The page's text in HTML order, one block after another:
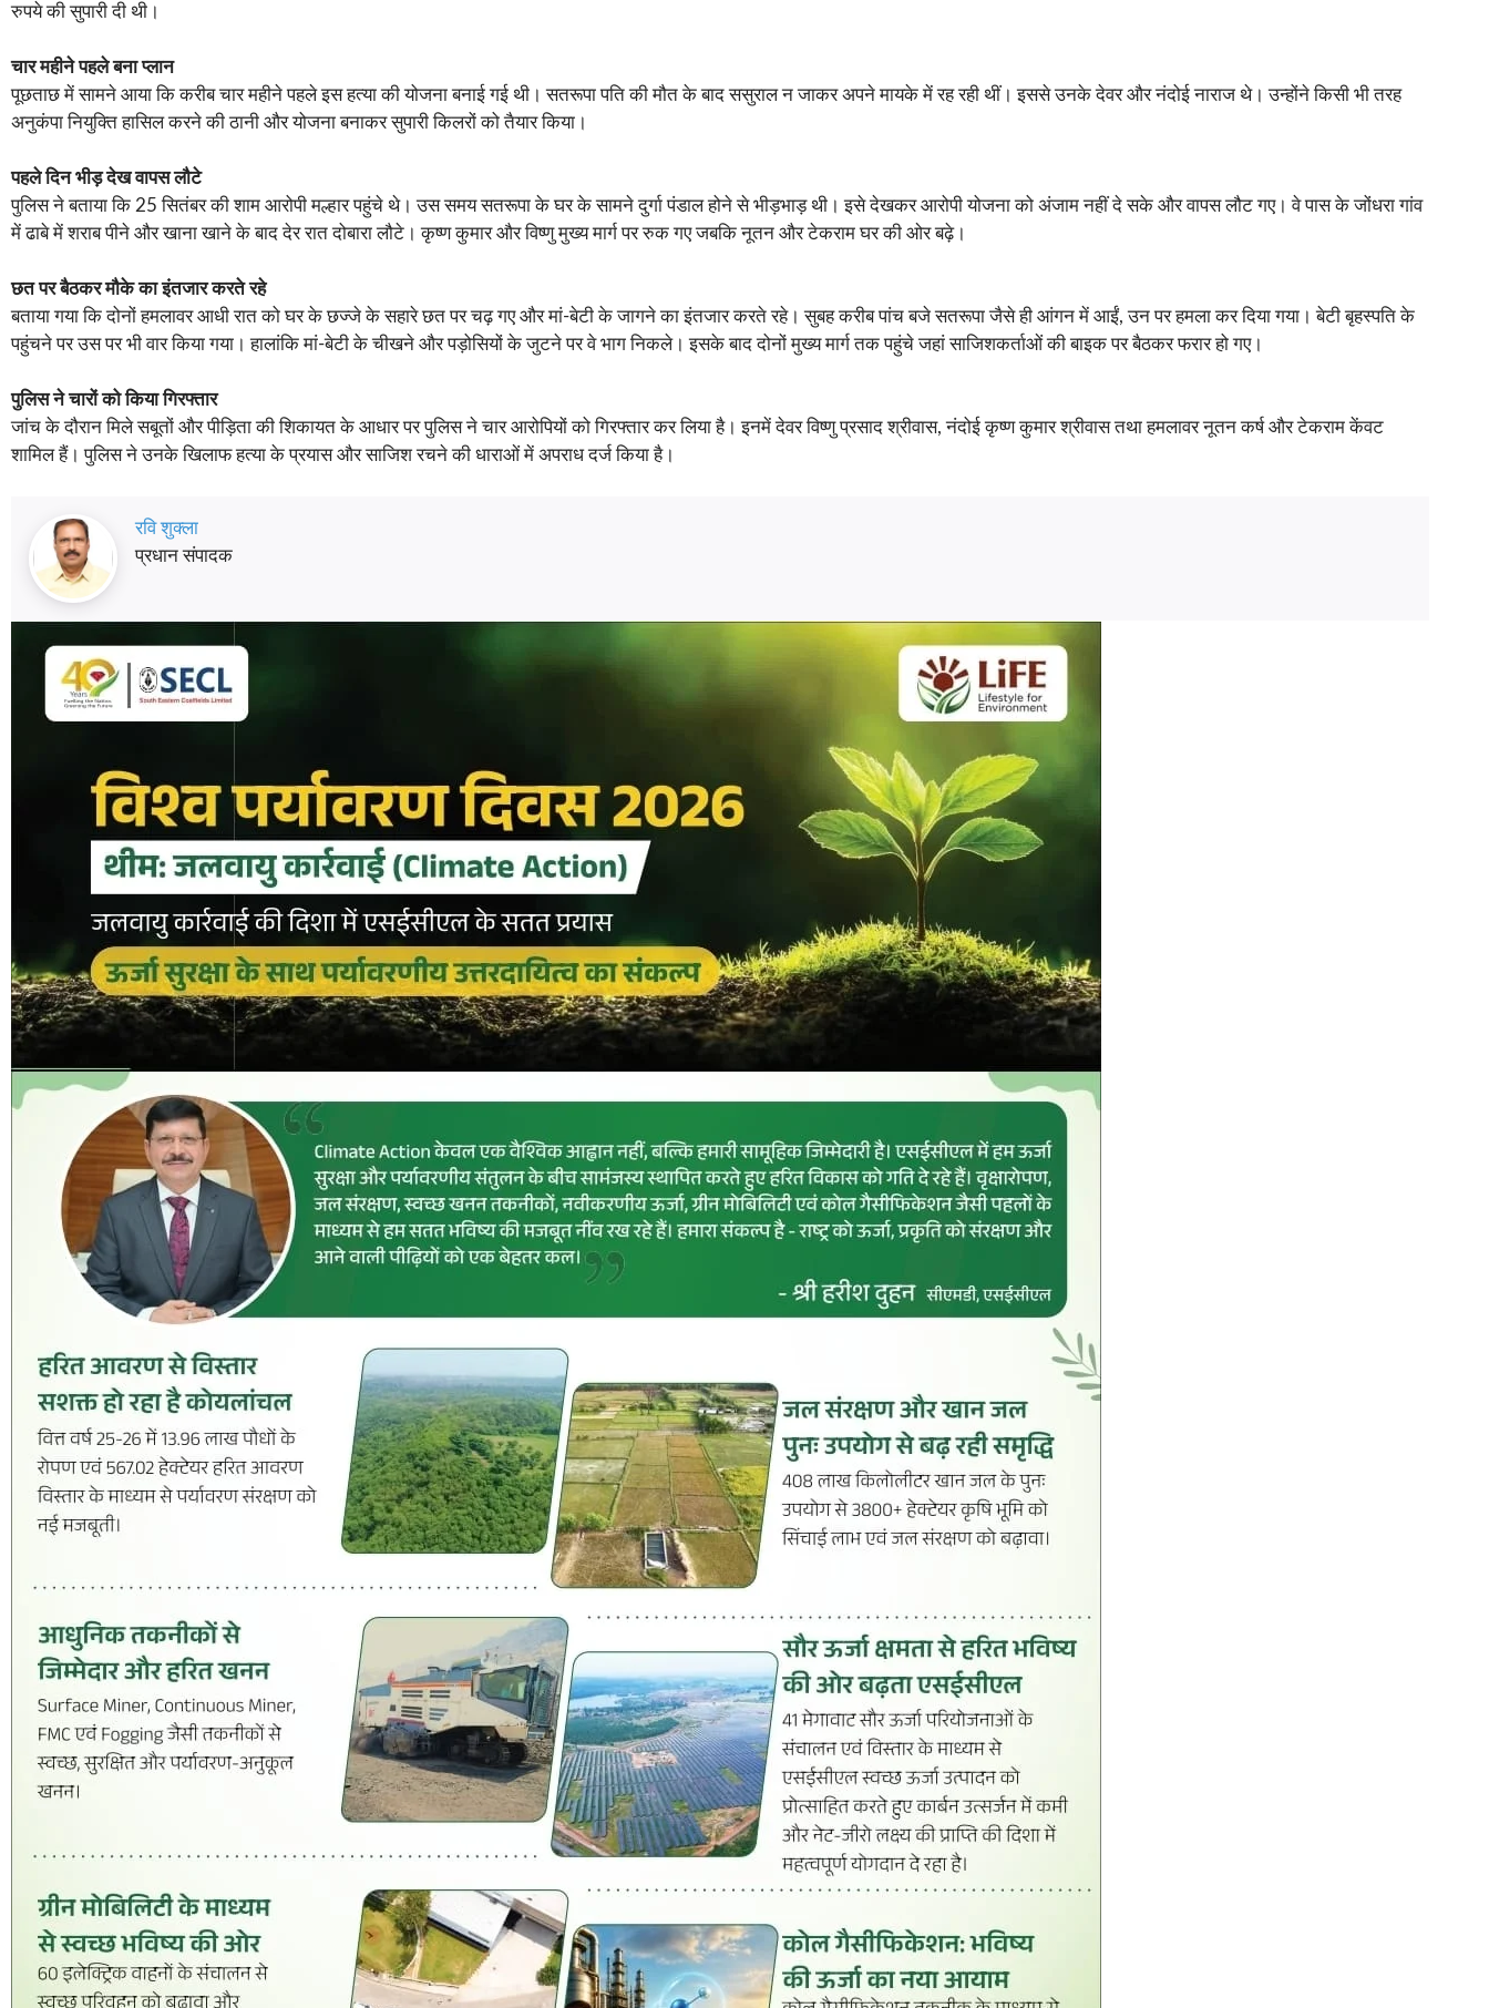
रुपये की सुपारी दी थी।
चार महीने पहले बना प्लान
पूछताछ में सामने आया कि करीब चार महीने पहले इस हत्या की योजना बनाई गई थी। सतरूपा पति की मौत के बाद ससुराल न जाकर अपने मायके में रह रही थीं। इससे उनके देवर और नंदोई नाराज थे। उन्होंने किसी भी तरह
अनुकंपा नियुक्ति हासिल करने की ठानी और योजना बनाकर सुपारी किलरों को तैयार किया।
पहले दिन भीड़ देख वापस लौटे
पुलिस ने बताया कि 25 सितंबर की शाम आरोपी मल्हार पहुंचे थे। उस समय सतरूपा के घर के सामने दुर्गा पंडाल होने से भीड़भाड़ थी। इसे देखकर आरोपी योजना को अंजाम नहीं दे सके और वापस लौट गए। वे पास के जोंधरा गांव
में ढाबे में शराब पीने और खाना खाने के बाद देर रात दोबारा लौटे। कृष्ण कुमार और विष्णु मुख्य मार्ग पर रुक गए जबकि नूतन और टेकराम घर की ओर बढ़े।
छत पर बैठकर मौके का इंतजार करते रहे
बताया गया कि दोनों हमलावर आधी रात को घर के छज्जे के सहारे छत पर चढ़ गए और मां-बेटी के जागने का इंतजार करते रहे। सुबह करीब पांच बजे सतरूपा जैसे ही आंगन में आईं, उन पर हमला कर दिया गया। बेटी बृहस्पति के
पहुंचने पर उस पर भी वार किया गया। हालांकि मां-बेटी के चीखने और पड़ोसियों के जुटने पर वे भाग निकले। इसके बाद दोनों मुख्य मार्ग तक पहुंचे जहां साजिशकर्ताओं की बाइक पर बैठकर फरार हो गए।
पुलिस ने चारों को किया गिरफ्तार
जांच के दौरान मिले सबूतों और पीड़िता की शिकायत के आधार पर पुलिस ने चार आरोपियों को गिरफ्तार कर लिया है। इनमें देवर विष्णु प्रसाद श्रीवास, नंदोई कृष्ण कुमार श्रीवास तथा हमलावर नूतन कर्ष और टेकराम केंवट
शामिल हैं। पुलिस ने उनके खिलाफ हत्या के प्रयास और साजिश रचने की धाराओं में अपराध दर्ज किया है।
रवि शुक्ला
प्रधान संपादक